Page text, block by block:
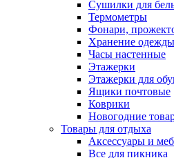
Сушилки для
Термометры
Фонари,
Хранение
Часы настенные
Этажерки
Этажерки для
Ящики почтовые
Коврики
Новогодние
Товары для отдыха
Аксессуары и
Все для пикника